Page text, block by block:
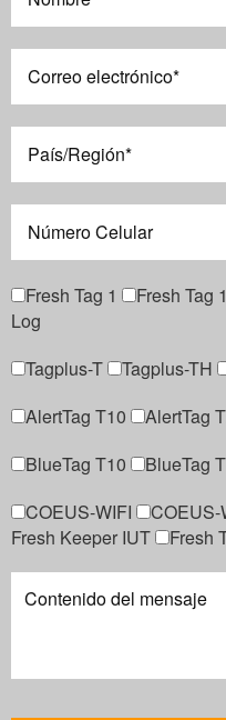
Fresh Tag 1 Fresh Tag
Log
Tagplus-T
Tagplus-TH
AlertTag T10
AlertTag
BlueTag T10
BlueTag
COEUS-WIFI
COEUS-
Fresh Keeper IUT
Fresh